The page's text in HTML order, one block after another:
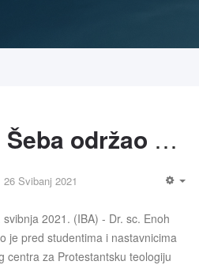
Enoh Šeba održao nastupno predavanje
26 Svibanj 2021
2021. (IBA) - Dr. sc. Enoh
je pred studentima i nastavnicima
centra za Protestantsku teologiju